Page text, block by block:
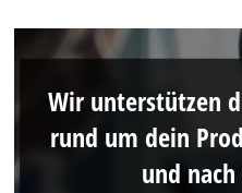
Wir unterstützen
rund um dein
und